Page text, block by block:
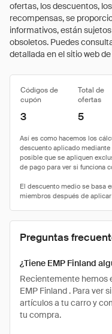
ofertas, los descuentos,
recompensas, se
informativos, están
obsoletos. Puedes
detallada en el sitio web
Códigos de
cupón
Total de
ofertas
3 5
Preguntas
¿Tiene EMP Finland
Recientemente hemos
EMP Finland . Para ver
artículos a tu carro y
tu compra.